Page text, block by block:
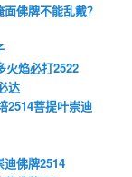
佛牌不能乱戴？
火焰必打2522
达
2514菩提叶崇迪
佛牌2514